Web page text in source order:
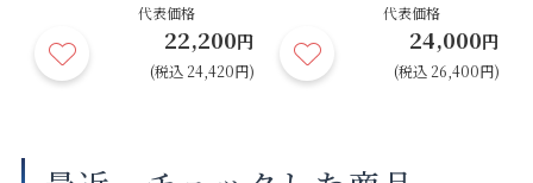
代表価格
22,200円
(税込 24,420円)
代表価格
24,000円
(税込 26,400円)